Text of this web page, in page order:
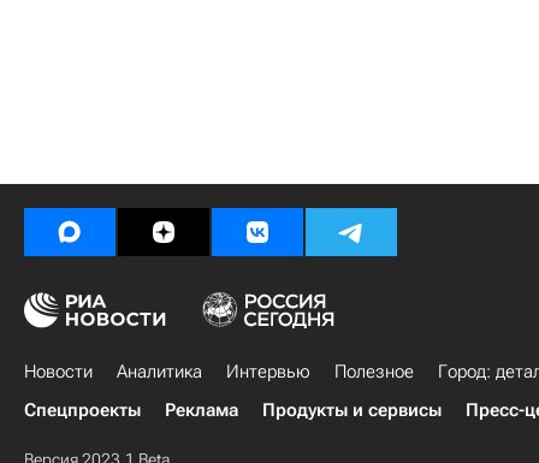
Новости Аналитика Интервью Полезное
Город:
Спецпроекты
Реклама Продукты и сервисы Пресс-